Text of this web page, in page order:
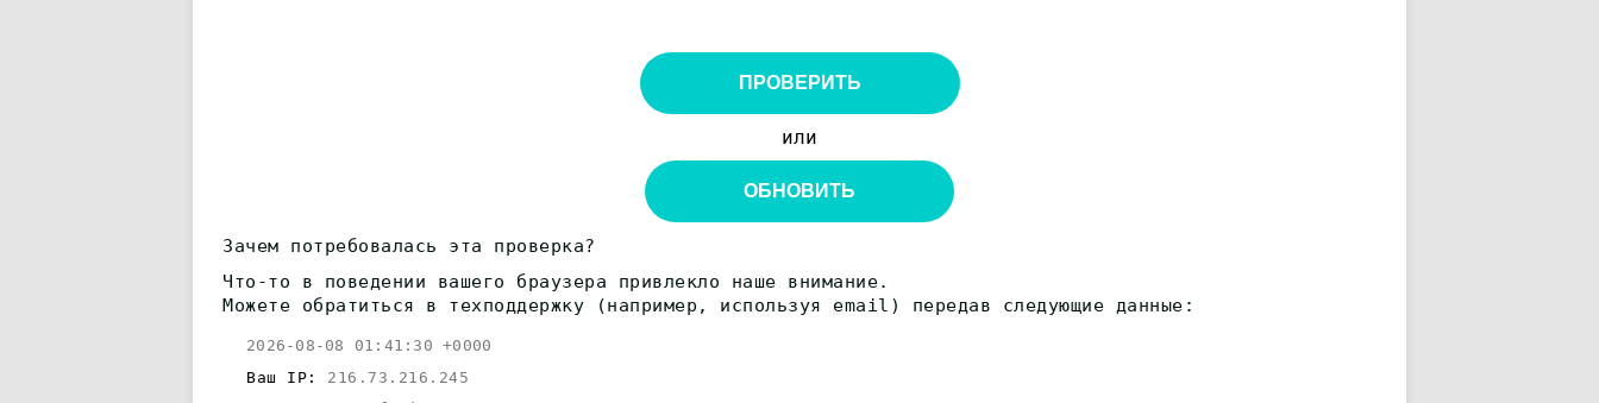
ПРОВЕРИТЬ
или
ОБНОВИТЬ
Зачем потребовалась эта проверка?
Что-то в поведении вашего браузера привлекло наше внимание.
Можете обратиться в техподдержку (например, используя email) передав следующие данные:
2026-08-08 01:41:30 +0000
Ваш IP: 216.73.216.245